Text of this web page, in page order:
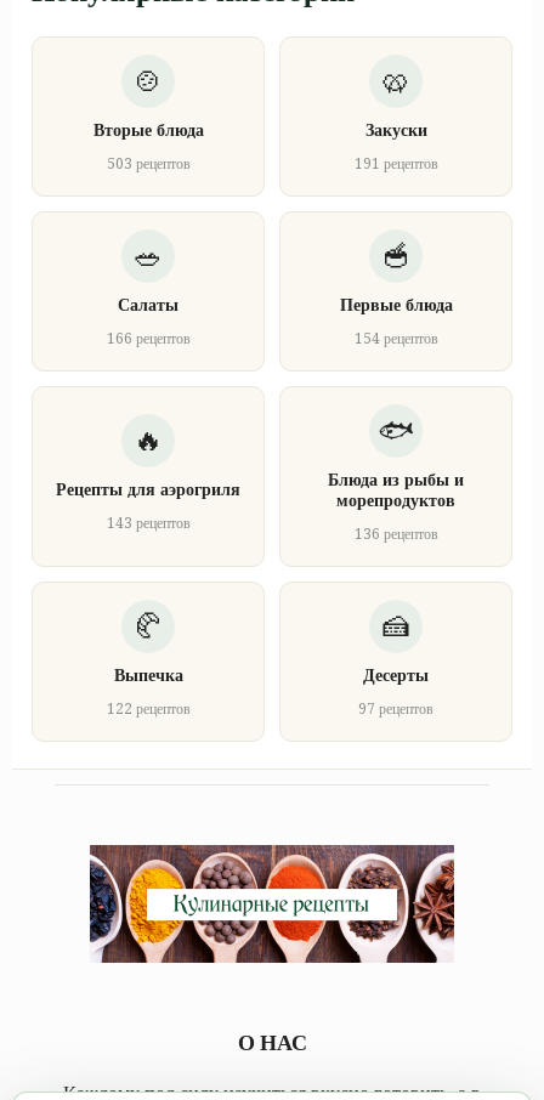
Вторые блюда
503 рецептов
Закуски
191 рецептов
Салаты
166 рецептов
Первые блюда
154 рецептов
Рецепты для аэрогриля
143 рецептов
Блюда из рыбы и
морепродуктов
136 рецептов
Выпечка
122 рецептов
Десерты
97 рецептов
О НАС
Каждому под силу научиться вкусно готовить, а в